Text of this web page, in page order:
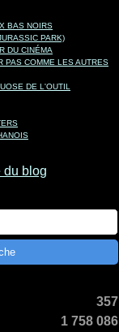
BAS NOIRS
PARK)
DU CINÉMA
PAS COMME LES AUTRES
DE L'OUTIL
du blog
357
1 758 086